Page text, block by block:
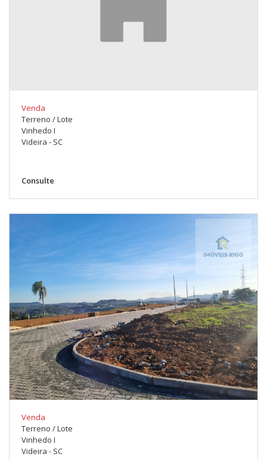
Venda
Terreno / Lote
Vinhedo I
Videira - SC
Consulte
Venda
Terreno / Lote
Vinhedo I
Videira - SC